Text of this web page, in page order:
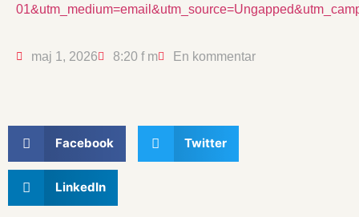
maj 1, 2026 8:20 f m En kommentar
Facebook Twitter
LinkedIn